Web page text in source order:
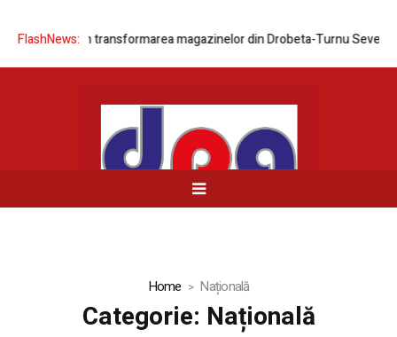
FlashNews:
prin transformarea magazinelor din Drobeta-Turnu Severin și
Home Națională
Categorie: Națională